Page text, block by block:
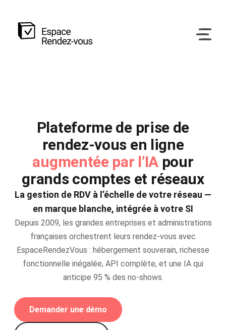
Plateforme de prise de
rendez-vous en ligne
augmentée par l’IA pour
grands comptes et réseaux
La gestion de RDV à l’échelle de votre réseau —
en marque blanche, intégrée à votre SI
Depuis 2009, les grandes entreprises et administrations
françaises orchestrent leurs rendez-vous avec
EspaceRendezVous : hébergement souverain, richesse
fonctionnelle inégalée, API complète, et une IA qui
anticipe 95 % des no-shows.
Demander une démo